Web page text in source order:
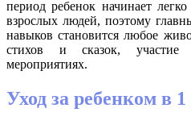
период ребенок начинает
взрослых людей, поэтому
навыков становится любое
стихов и сказок,
мероприятиях.
Уход за ребенком в